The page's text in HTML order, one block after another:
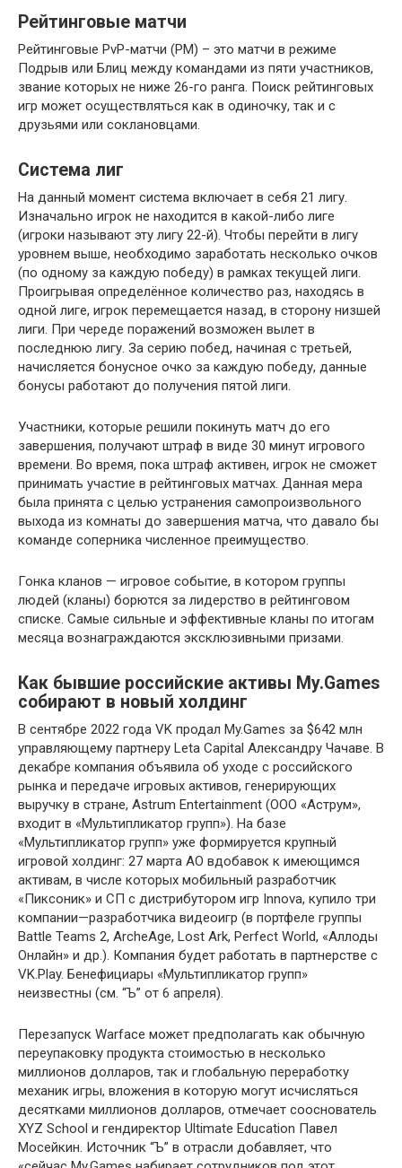
Рейтинговые матчи
Рейтинговые PvP-матчи (РМ) – это матчи в режиме
Подрыв или Блиц между командами из пяти участников,
звание которых не ниже 26-го ранга. Поиск рейтинговых
игр может осуществляться как в одиночку, так и с
друзьями или соклановцами.
Система лиг
На данный момент система включает в себя 21 лигу.
Изначально игрок не находится в какой-либо лиге
(игроки называют эту лигу 22-й). Чтобы перейти в лигу
уровнем выше, необходимо заработать несколько очков
(по одному за каждую победу) в рамках текущей лиги.
Проигрывая определённое количество раз, находясь в
одной лиге, игрок перемещается назад, в сторону низшей
лиги. При череде поражений возможен вылет в
последнюю лигу. За серию побед, начиная с третьей,
начисляется бонусное очко за каждую победу, данные
бонусы работают до получения пятой лиги.
Участники, которые решили покинуть матч до его
завершения, получают штраф в виде 30 минут игрового
времени. Во время, пока штраф активен, игрок не сможет
принимать участие в рейтинговых матчах. Данная мера
была принята с целью устранения самопроизвольного
выхода из комнаты до завершения матча, что давало бы
команде соперника численное преимущество.
Гонка кланов — игровое событие, в котором группы
людей (кланы) борются за лидерство в рейтинговом
списке. Самые сильные и эффективные кланы по итогам
месяца вознаграждаются эксклюзивными призами.
Как бывшие российские активы My.Games
собирают в новый холдинг
В сентябре 2022 года VK продал My.Games за $642 млн
управляющему партнеру Leta Capital Александру Чачаве. В
декабре компания объявила об уходе с российского
рынка и передаче игровых активов, генерирующих
выручку в стране, Astrum Entertainment (ООО «Аструм»,
входит в «Мультипликатор групп»). На базе
«Мультипликатор групп» уже формируется крупный
игровой холдинг: 27 марта АО вдобавок к имеющимся
активам, в числе которых мобильный разработчик
«Пиксоник» и СП с дистрибутором игр Innova, купило три
компании—разработчика видеоигр (в портфеле группы
Battle Teams 2, ArcheAge, Lost Ark, Perfect World, «Аллоды
Онлайн» и др.). Компания будет работать в партнерстве с
VK.Play. Бенефициары «Мультипликатор групп»
неизвестны (см. “Ъ” от 6 апреля).
Перезапуск Warface может предполагать как обычную
переупаковку продукта стоимостью в несколько
миллионов долларов, так и глобальную переработку
механик игры, вложения в которую могут исчисляться
десятками миллионов долларов, отмечает сооснователь
XYZ School и гендиректор Ultimate Education Павел
Мосейкин. Источник “Ъ” в отрасли добавляет, что